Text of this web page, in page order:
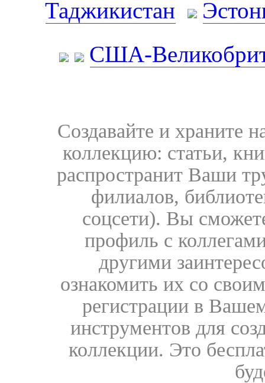
Таджикистан
США-
Создавайте и храните
коллекцию: статьи,
распространит Ваши
филиалов,
соцсети). Вы
профиль с
другими
ознакомить их со
регистрации в
инструментов для
коллекции. Это